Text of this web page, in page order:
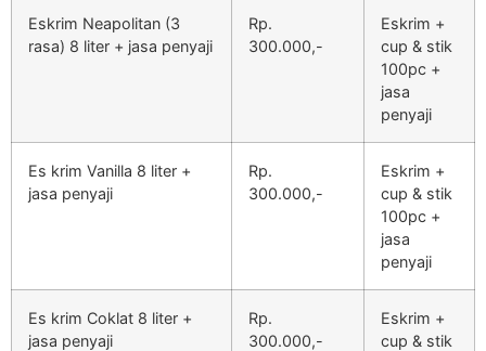
Eskrim Neapolitan (3
rasa) 8 liter + jasa penyaji
Rp.
300.000,-
Eskrim +
cup & stik
100pc +
jasa
penyaji
Es krim Vanilla 8 liter +
jasa penyaji
Rp.
300.000,-
Eskrim +
cup & stik
100pc +
jasa
penyaji
Es krim Coklat 8 liter +
jasa penyaji
Rp.
300.000,-
Eskrim +
cup & stik